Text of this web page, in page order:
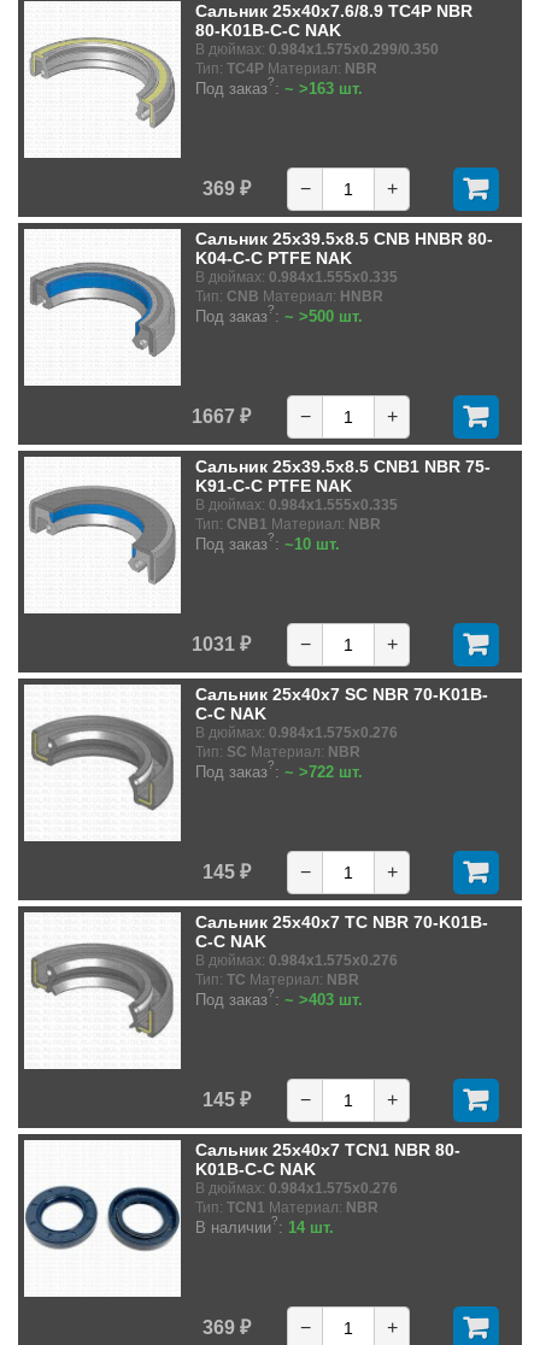
Сальник 25x40x7.6/8.9 TC4P NBR
80-K01B-C-C NAK
В дюймах: 0.984x1.575x0.299/0.350
Тип: TC4P Материал: NBR
Под заказ?: ~ >163 шт.
369 ₽ − +
Сальник 25x39.5x8.5 CNB HNBR 80-
K04-C-C PTFE NAK
В дюймах: 0.984x1.555x0.335
Тип: CNB Материал: HNBR
Под заказ?: ~ >500 шт.
1667 ₽ − +
Сальник 25x39.5x8.5 CNB1 NBR 75-
K91-C-C PTFE NAK
В дюймах: 0.984x1.555x0.335
Тип: CNB1 Материал: NBR
Под заказ?: ~10 шт.
1031 ₽ − +
Сальник 25x40x7 SC NBR 70-K01B-
C-C NAK
В дюймах: 0.984x1.575x0.276
Тип: SC Материал: NBR
Под заказ?: ~ >722 шт.
145 ₽ − +
Сальник 25x40x7 TC NBR 70-K01B-
C-C NAK
В дюймах: 0.984x1.575x0.276
Тип: TC Материал: NBR
Под заказ?: ~ >403 шт.
145 ₽ − +
Сальник 25x40x7 TCN1 NBR 80-
K01B-C-C NAK
В дюймах: 0.984x1.575x0.276
Тип: TCN1 Материал: NBR
В наличии?: 14 шт.
369 ₽ − +